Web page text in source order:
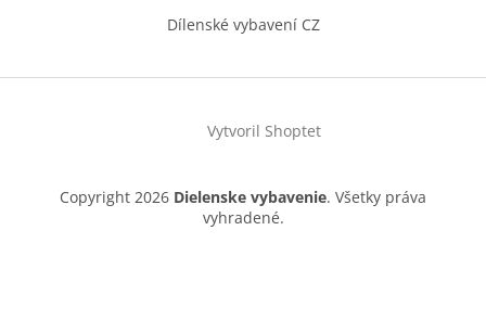
Dílenské vybavení CZ
Vytvoril Shoptet
Copyright 2026 Dielenske vybavenie. Všetky práva
vyhradené.